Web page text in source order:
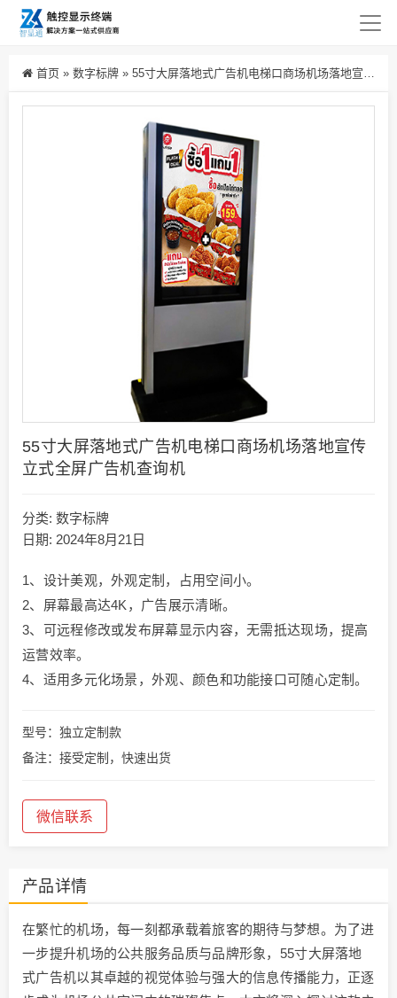
首页 » 数字标牌 » 55寸大屏落地式广告机电梯口商场机场落地宣传立式全屏广告机查询机
55寸大屏落地式广告机电梯口商场机场落地宣传
立式全屏广告机查询机
分类: 数字标牌
日期: 2024年8月21日
1、设计美观，外观定制，占用空间小。
2、屏幕最高达4K，广告展示清晰。
3、可远程修改或发布屏幕显示内容，无需抵达现场，提高
运营效率。
4、适用多元化场景，外观、颜色和功能接口可随心定制。
型号：独立定制款
备注：接受定制，快速出货
微信联系
产品详情
在繁忙的机场，每一刻都承载着旅客的期待与梦想。为了进
一步提升机场的公共服务品质与品牌形象，55寸大屏落地
式广告机以其卓越的视觉体验与强大的信息传播能力，正逐